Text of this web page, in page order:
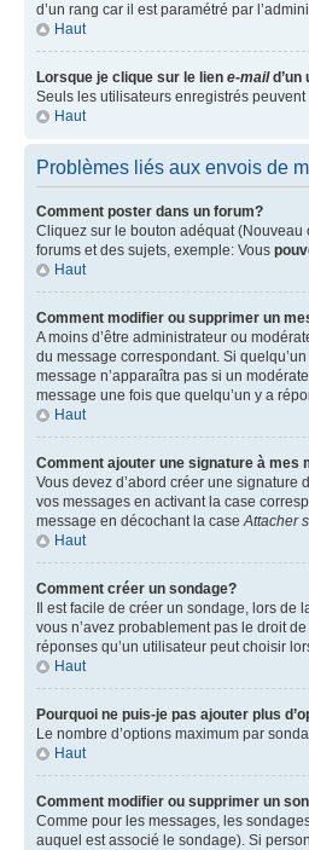
d’un rang car il est paramétré par
Haut
Lorsque je clique sur le lien e-maild’un
Seuls les utilisateurs enregistrés
Haut
Problèmes liés aux envois de
Comment poster dans un forum?
Cliquez sur le bouton adéquat (Nouveau
forums et des sujets, exemple: Vous
Haut
Comment modifier ou supprimer un
A moins d’être administrateur ou
du message correspondant. Si
message n’apparaîtra pas si un
message une fois que quelqu’un y a
Haut
Comment ajouter une signature à mes
Vous devez d’abord créer une
vos messages en activant la case
message en décochant la caseAttacher
Haut
Comment créer un sondage?
Il est facile de créer un sondage, lors
vous n’avez probablement pas le droit
réponses qu’un utilisateur peut choisir
Haut
Pourquoi ne puis-je pas ajouter plus
Le nombre d’options maximum par
Haut
Comment modifier ou supprimer un
Comme pour les messages, les
auquel est associé le sondage). Si